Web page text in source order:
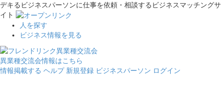
デキるビジネスパーソンに仕事を依頼・相談するビジネスマッチングサ
イト
人を探す
ビジネス情報を見る
異業種交流会情報はこちら
情報掲載する ヘルプ 新規登録 ビジネスパーソン ログイン